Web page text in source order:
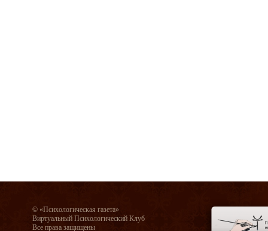
© «Психологическая газета»
Виртуальный Психологический Клуб
Все права защищены